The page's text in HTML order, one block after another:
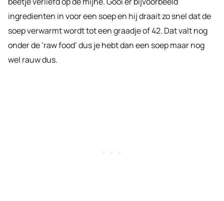
ingredienten in voor een soep en hij draait zo snel dat de
soep verwarmt wordt tot een graadje of 42. Dat valt nog
onder de ‘raw food’ dus je hebt dan een soep maar nog
wel rauw dus.